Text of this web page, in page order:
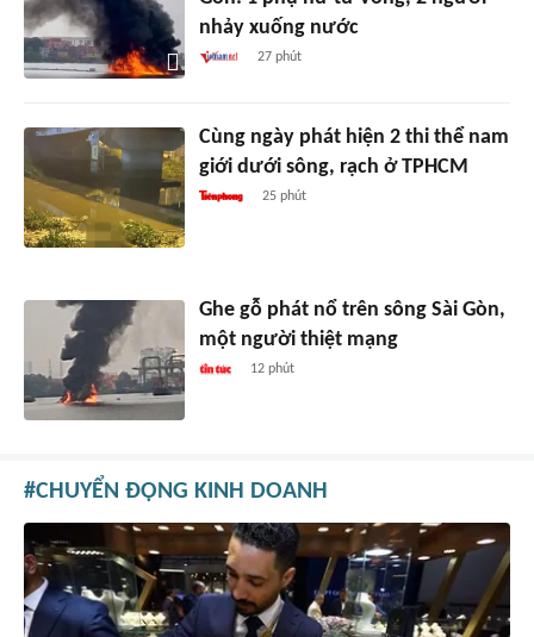
nhảy xuống nước
27 phút
Cùng ngày phát hiện 2 thi thể nam
giới dưới sông, rạch ở TPHCM
25 phút
Ghe gỗ phát nổ trên sông Sài Gòn,
một người thiệt mạng
12 phút
CHUYỂN ĐỘNG KINH DOANH